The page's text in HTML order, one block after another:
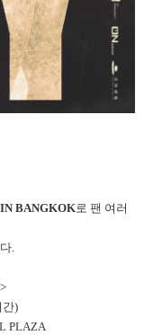
BANGKOK로 팬 여러
.
간)
PLAZA